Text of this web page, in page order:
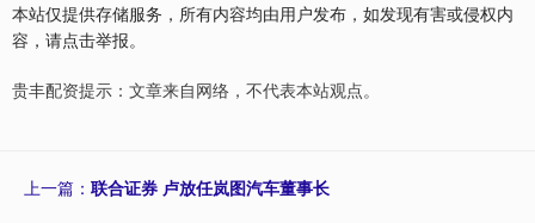
本站仅提供存储服务，所有内容均由用户发布，如发现有害或侵权内
容，请点击举报。
贵丰配资提示：文章来自网络，不代表本站观点。
上一篇： 联合证券 卢放任岚图汽车董事长